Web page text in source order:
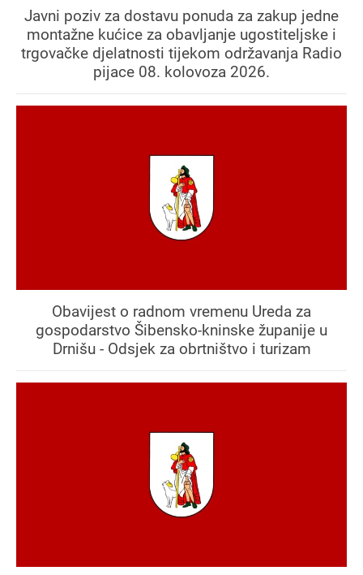
Javni poziv za dostavu ponuda za zakup jedne
montažne kućice za obavljanje ugostiteljske i
trgovačke djelatnosti tijekom održavanja Radio
pijace 08. kolovoza 2026.
Obavijest o radnom vremenu Ureda za
gospodarstvo Šibensko-kninske županije u
Drnišu - Odsjek za obrtništvo i turizam